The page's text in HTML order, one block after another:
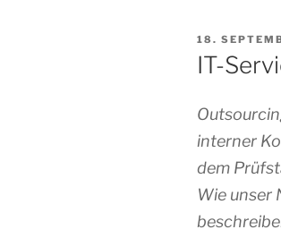
AM
18.
IT-
interner
dem
Wie unser